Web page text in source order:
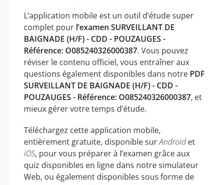
L’application mobile est un outil d’étude super
complet pour l’examen SURVEILLANT DE
BAIGNADE (H/F) - CDD - POUZAUGES -
Référence: O085240326000387. Vous pouvez
réviser le contenu officiel, vous entraîner aux
questions également disponibles dans notre PDF
SURVEILLANT DE BAIGNADE (H/F) - CDD -
POUZAUGES - Référence: O085240326000387, et
mieux gérer votre temps d’étude.
Téléchargez cette application mobile,
entièrement gratuite, disponible surAndroidet
iOS, pour vous préparer à l’examen grâce aux
quiz disponibles en ligne dans notre simulateur
Web, ou également disponibles sous forme de